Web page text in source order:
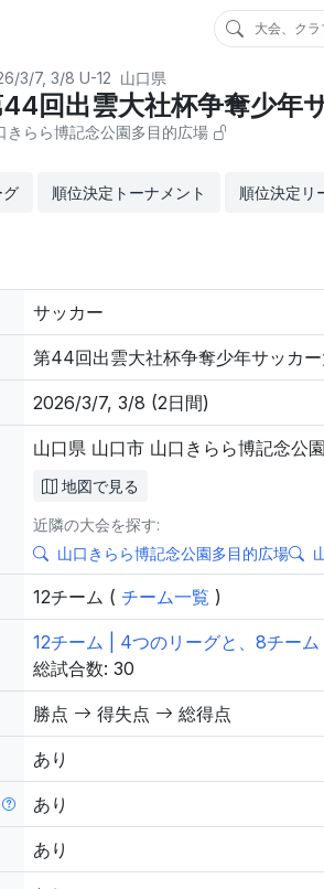
大会、クラ
3/7, 3/8 U-12 山口県
回出雲大社杯争奪少年
きらら博記念公園多目的広場
グ 順位決定トーナメント 順位決定リ
サッカー
第44回出雲大社杯争奪少年サッカ
2026/3/7, 3/8 (2日間)
山口県 山口市 山口きらら博記念公
地図で見る
近隣の大会を探す:
山口きらら博記念公園多目的広場
12チーム ( チーム一覧 )
12チーム | 4つのリーグと、8チー
総試合数: 30
勝点 得失点 総得点
あり
あり
あり